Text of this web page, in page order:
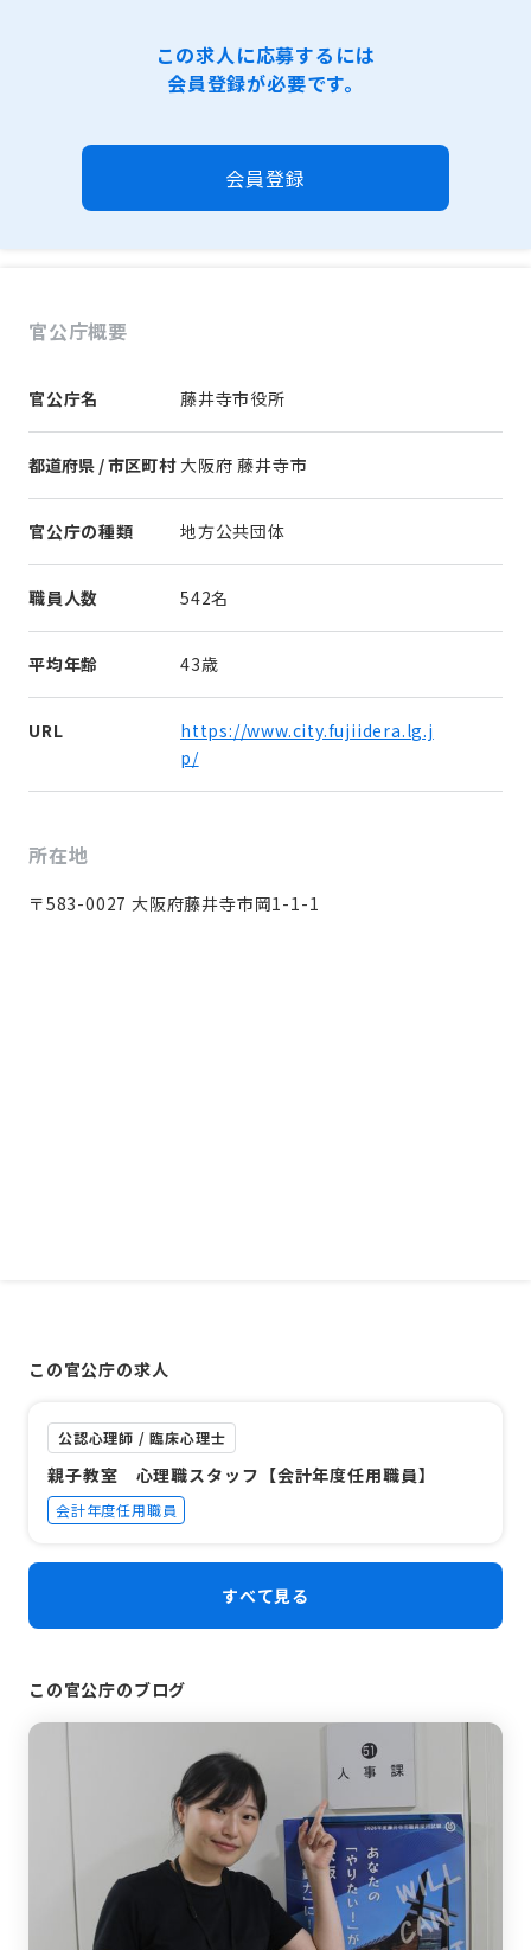
この求人に応募するには
会員登録が必要です。
会員登録
官公庁概要
官公庁名 藤井寺市役所
都道府県 / 市区町村 大阪府 藤井寺市
官公庁の種類 地方公共団体
職員人数 542名
平均年齢 43歳
URL
https://www.city.fujiidera.lg.j
p/
所在地
〒583-0027 大阪府藤井寺市岡1-1-1
この官公庁の求人
公認心理師 / 臨床心理士
親子教室 心理職スタッフ【会計年度任用職員】
会計年度任用職員
すべて見る
この官公庁のブログ